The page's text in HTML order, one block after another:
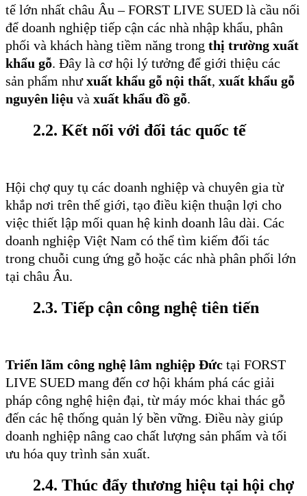
tế lớn nhất châu Âu – FORST LIVE SUED là cầu nối
để doanh nghiệp tiếp cận các nhà nhập khẩu, phân
phối và khách hàng tiềm năng trong thị trường xuất
khẩu gỗ. Đây là cơ hội lý tưởng để giới thiệu các
sản phẩm nhưxuất khẩu gỗ nội thất, xuất khẩu gỗ
nguyên liệu và xuất khẩu đồ gỗ.
2.2. Kết nối với đối tác quốc tế
Hội chợ quy tụ các doanh nghiệp và chuyên gia từ
khắp nơi trên thế giới, tạo điều kiện thuận lợi cho
việc thiết lập mối quan hệ kinh doanh lâu dài. Các
doanh nghiệp Việt Nam có thể tìm kiếm đối tác
trong chuỗi cung ứng gỗ hoặc các nhà phân phối lớn
tại châu Âu.
2.3. Tiếp cận công nghệ tiên tiến
Triển lãm công nghệ lâm nghiệp Đức tại FORST
LIVE SUED mang đến cơ hội khám phá các giải
pháp công nghệ hiện đại, từ máy móc khai thác gỗ
đến các hệ thống quản lý bền vững. Điều này giúp
doanh nghiệp nâng cao chất lượng sản phẩm và tối
ưu hóa quy trình sản xuất.
2.4. Thúc đẩy thương hiệu tại hội chợ